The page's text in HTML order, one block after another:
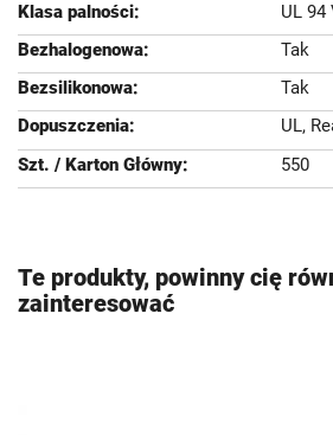
UL 94
Tak
Tak
UL,
550
Te produkty, powinny cię
zainteresować